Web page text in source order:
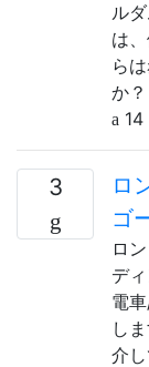
ル
は
ら
か？
14
3
ロ
ゴ
ロ
デ
電
し
介